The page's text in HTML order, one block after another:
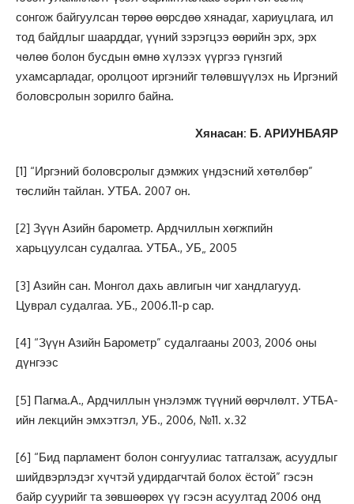
сонгож байгуулсан төрөө өөрсдөө хянадаг, хариуцлага, ил
тод байдлыг шаарддаг, үүний зэрэгцээ өөрийн эрх, эрх
чөлөө болон бусдын өмнө хүлээх үүргээ гүнзгий
ухамсарладаг, оролцоот иргэнийг төлөвшүүлэх нь Иргэний
боловсролын зорилго байна.
Хянасан: Б. АРИУНБАЯР
[1] “Иргэний боловсролыг дэмжих үндэсний хөтөлбөр”
төслийн тайлан. УТБА. 2007 он.
[2] Зүүн Азийн барометр. Ардчиллын хөгжпийн
харьцуулсан судалгаа. УТБА., УБ„ 2005
[3] Азийн сан. Монгол дахь авлигын чиг хандлагууд.
Цуврал судалгаа. УБ., 2006.11-р сар.
[4] “Зүүн Азийн Барометр” судалгааны 2003, 2006 оны
дүнгээс
[5] Пагма.А., Ардчиллын үнэлэмж түүний өөрчлөлт. УТБА-
ийн лекцийн эмхэтгэл, УБ., 2006, №11. х.32
[6] “Бид парламент болон сонгуулиас татгалзаж, асуудлыг
шийдвэрлэдэг хүчтэй удирдагчтай болох ёстой” гэсэн
байр суурийг та зөвшөөрөх үү гэсэн асуултад 2006 онд